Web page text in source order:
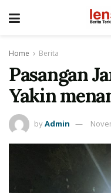
Home Berita
Pasangan
Yakin
byAdmin